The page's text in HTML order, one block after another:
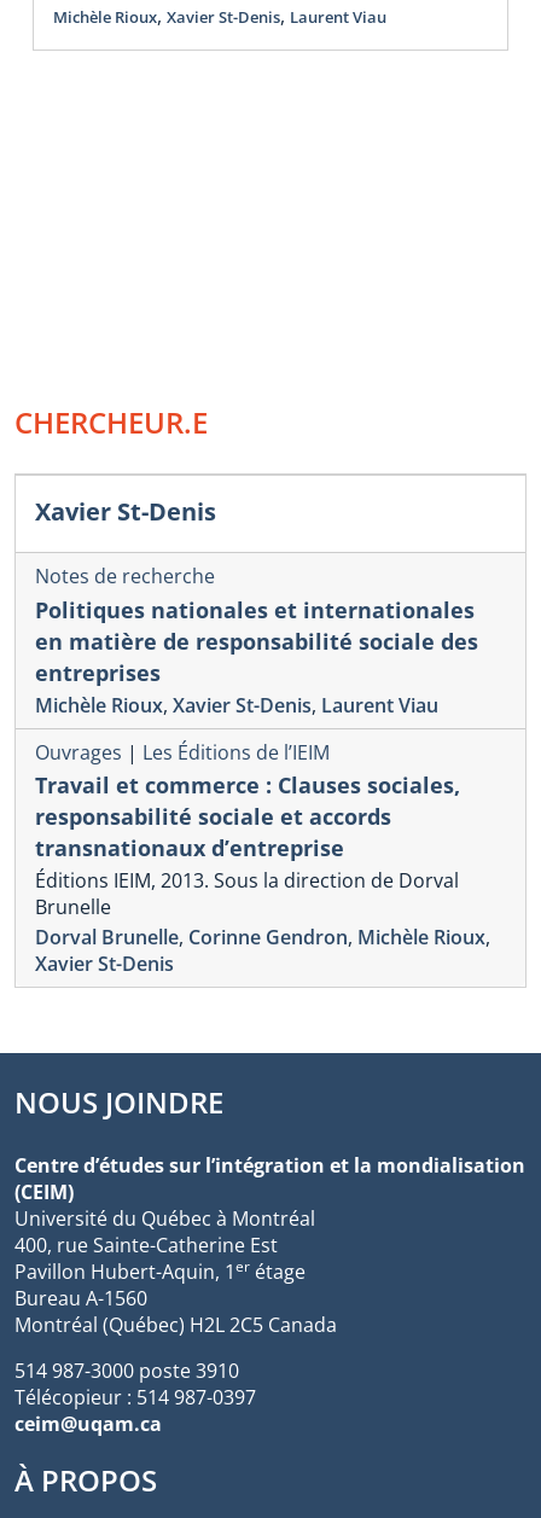
Michèle Rioux, Xavier St-Denis, Laurent Viau
CHERCHEUR.E
Xavier St-Denis
Notes de recherche
Politiques nationales et internationales
en matière de responsabilité sociale des
entreprises
Michèle Rioux, Xavier St-Denis, Laurent Viau
Ouvrages | Les Éditions de l’IEIM
Travail et commerce : Clauses sociales,
responsabilité sociale et accords
transnationaux d’entreprise
Éditions IEIM, 2013. Sous la direction de Dorval
Brunelle
Dorval Brunelle, Corinne Gendron, Michèle Rioux,
Xavier St-Denis
NOUS JOINDRE
Centre d’études sur l’intégration et la mondialisation
(CEIM)
Université du Québec à Montréal
400, rue Sainte-Catherine Est
Pavillon Hubert-Aquin, 1er étage
Bureau A-1560
Montréal (Québec) H2L 2C5 Canada
514 987-3000 poste 3910
Télécopieur : 514 987-0397
ceim@uqam.ca
À PROPOS